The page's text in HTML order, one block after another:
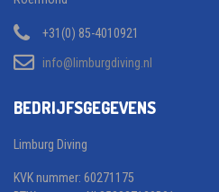
+31(0) 85-4010921
info@limburgdiving.nl
BEDRIJFSGEGEVENS
Limburg Diving
KVK nummer: 60271175